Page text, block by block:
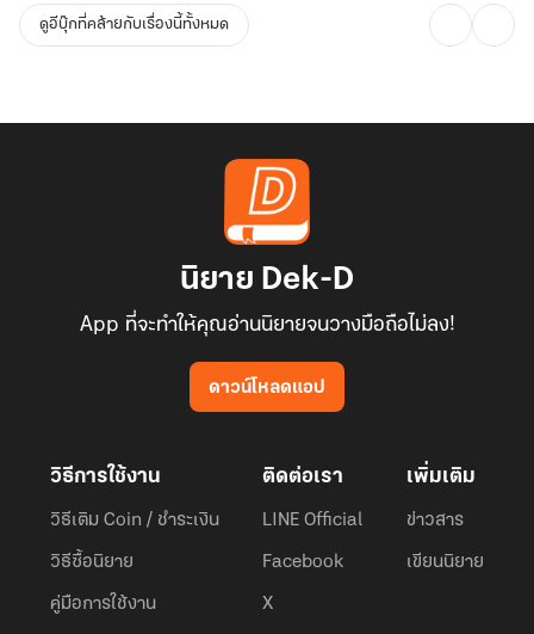
ดูอีบุ๊กที่คล้ายกับเรื่องนี้ทั้งหมด
นิยาย Dek-D
App ที่จะทำให้คุณอ่านนิยายจนวางมือถือไม่ลง!
ดาวน์โหลดแอป
วิธีการใช้งาน
วิธีเติม Coin / ชำระเงิน
วิธีซื้อนิยาย
คู่มือการใช้งาน
ติดต่อเรา
LINE Official
Facebook
X
เพิ่มเติม
ข่าวสาร
เขียนนิยาย